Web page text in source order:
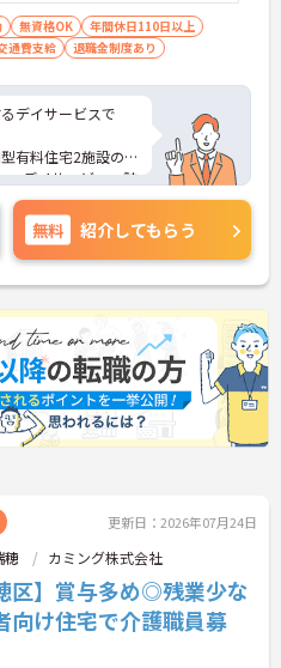
での医療費補助
、生活全体を支え
免除制度があり、
、ライフステージ
い環境です】
連休以上の長期休
っかりと心身をリ
活かしてすぐに馴
無資格OK
年間休日110日以上
通費支給 退職金制度あり
デイサービスで
有料住宅2施設の
、デイサービス、訪
用具など地域に密
。様々な業態があ
リアップも可能な
報や面接のポイン
問い合わせくださ
無料 紹介してもらう
更新日：2026年07月24日
穂 カミング株式会社
区】賞与多め◎残業少な
け住宅で介護職員募